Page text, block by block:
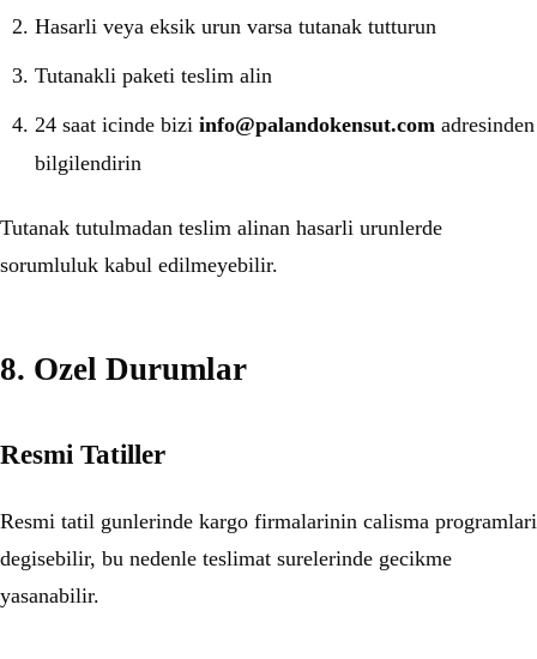
Hasarli veya eksik urun varsa tutanak tutturun
Tutanakli paketi teslim alin
24 saat icinde biziinfo@palandokensut.com adresinden
bilgilendirin
Tutanak tutulmadan teslim alinan hasarli urunlerde
sorumluluk kabul edilmeyebilir.
8. Ozel Durumlar
Resmi Tatiller
Resmi tatil gunlerinde kargo firmalarinin calisma programlari
degisebilir, bu nedenle teslimat surelerinde gecikme
yasanabilir.